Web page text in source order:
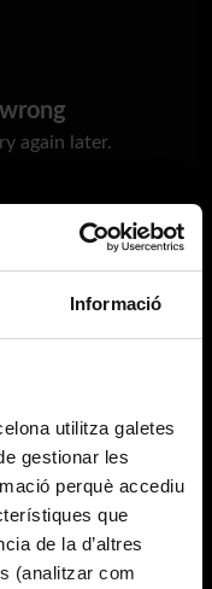
Informació
utilitza galetes
gestionar les
perquè accediu
que
de la d’altres
(analitzar com
again later.